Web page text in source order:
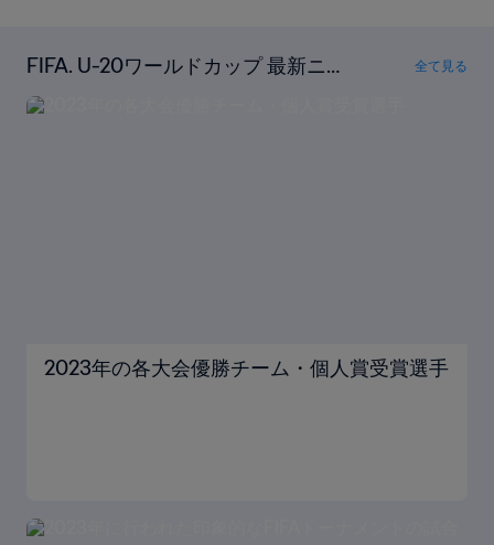
FIFA. U-20ワールドカップ 最新ニュ
ース
全て見る
2023年の各大会優勝チーム・個人賞受賞選手